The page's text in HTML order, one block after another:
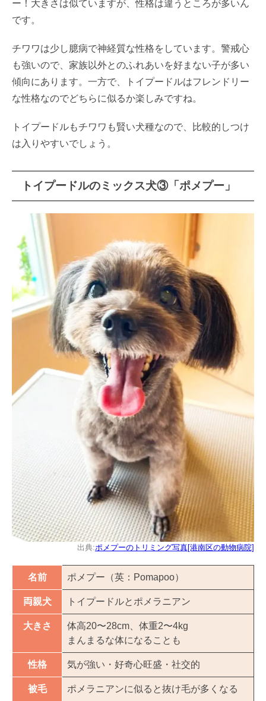
ー！大きさは似ていますが、性格は違うところが多いん
です。
チワワは少し臆病で神経質な性格をしています。警戒心
も強いので、家族以外とのふれあいを好まない子が多い
傾向にあります。一方で、トイプードルはフレンドリー
な性格なのでどちらに似るか楽しみですね。
トイプードルもチワワも賢い犬種なので、比較的しつけ
は入りやすいでしょう。
トイプードルのミックス犬③「ポメプー」
出典:ポメプーのトリミング写真[港南区の動物病院]
名前 ポメプー（英：Pomapoo）
両親犬 トイプードルとポメラニアン
大きさ
体高20〜28cm、体重2〜4kg
まんまるな体になることも
性格 気が強い・好奇心旺盛・社交的
被毛 ポメラニアンに似ると抜け毛が多くなる